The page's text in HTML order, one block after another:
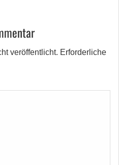
veröffentlicht. Erforderliche